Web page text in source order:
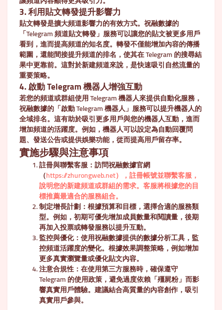
3. 利用貼文轉發提升影響力
貼文轉發是擴大頻道影響力的有效方式。祝融數據的
「Telegram 頻道貼文轉發」服務可以讓您的貼文被更多用戶
看到，進而提高頻道的知名度。轉發不僅能增加內容的傳播
範圍，還能間接提升頻道的排名，使其在 Telegram 的搜尋結
果中更靠前。這對於新建頻道來說，是快速吸引自然流量的
重要策略。
4. 啟動 Telegram 機器人增強互動
若您的頻道或群組使用 Telegram 機器人來提供自動化服務，
祝融數據的「啟動 Telegram 機器人」服務可以提升機器人的
全域排名。這有助於吸引更多用戶與您的機器人互動，進而
增加頻道的活躍度。例如，機器人可以設定為自動回覆問
題、發送公告或提供娛樂功能，從而提高用戶留存率。
實施步驟與注意事項
註冊與聯繫客服：訪問祝融數據官網
（https://zhurongweb.net），註冊帳號並聯繫客服，
說明您的新建頻道或群組的需求。客服將根據您的目
標推薦最適合的服務組合。
制定增長計劃 ：根據預算和目標，選擇合適的服務類
型。例如，初期可優先增加成員數量和閱讀量，後期
再加入投票或轉發服務以提升互動。
監控與優化：使用祝融數據提供的數據分析工具，監
控頻道活躍度的變化。根據效果調整策略，例如增加
更多真實瀏覽量或優化貼文內容。
注意合規性 ：在使用第三方服務時，確保遵守
Telegram 的使用政策，避免過度依賴「殭屍粉」而影
響真實用戶體驗。建議結合高質量的內容創作，吸引
真實用戶參與。